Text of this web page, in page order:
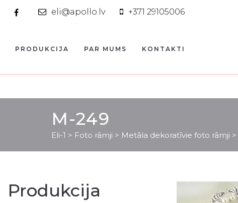
eli@apollo.lv +371 29105006
PRODUKCIJA PAR MUMS KONTAKTI
M-249
Eli-1 > Foto rāmji > Metāla dekoratīvie foto rāmji >
Produkcija